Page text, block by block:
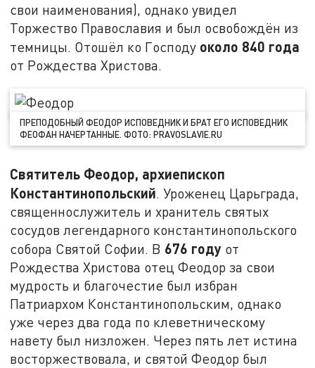
свои наименования), однако увидел
Торжество Православия и был освобождён из
темницы. Отошёл ко Господу около 840 года
от Рождества Христова.
ПРЕПОДОБНЫЙ ФЕОДОР ИСПОВЕДНИК И БРАТ ЕГО ИСПОВЕДНИК
ФЕОФАН НАЧЕРТАННЫЕ. ФОТО: PRAVOSLAVIE.RU
Святитель Феодор, архиепископ
Константинопольский. Уроженец Царьграда,
священнослужитель и хранитель святых
сосудов легендарного константинопольского
собора Святой Софии. В 676 году от
Рождества Христова отец Феодор за свои
мудрость и благочестие был избран
Патриархом Константинопольским, однако
уже через два года по клеветническому
навету был низложен. Через пять лет истина
восторжествовала, и святой Феодор был